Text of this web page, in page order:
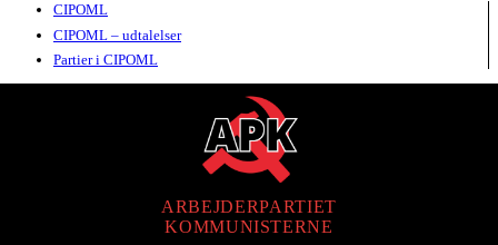
CIPOML
CIPOML – udtalelser
Partier i CIPOML
ARBEJDERPARTIET
KOMMUNISTERNE